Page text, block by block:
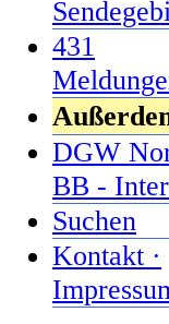
431
DGW
BB -
Suchen
Kontakt ·